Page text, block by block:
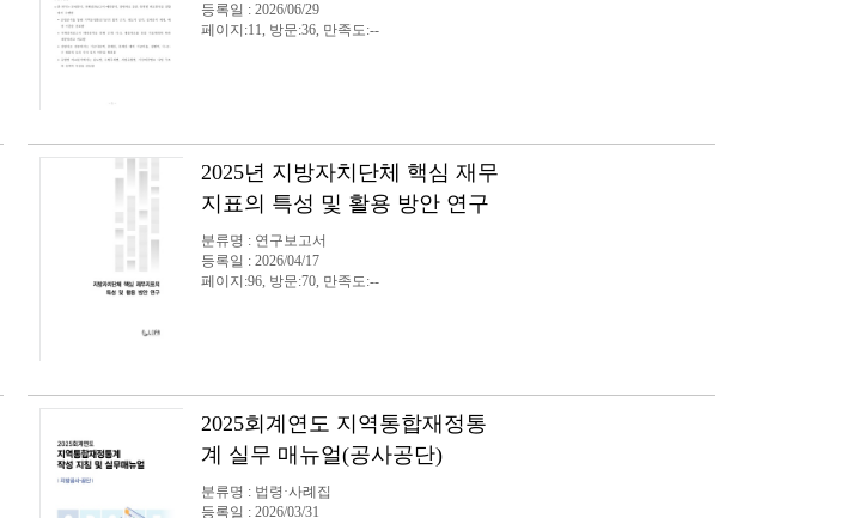
등록일 : 2026/06/29
페이지:11, 방문:36, 만족도:--
2025년 지방자치단체 핵심 재무
지표의 특성 및 활용 방안 연구
분류명 : 연구보고서
등록일 : 2026/04/17
페이지:96, 방문:70, 만족도:--
2025회계연도 지역통합재정통
계 실무 매뉴얼(공사공단)
분류명 : 법령·사례집
등록일 : 2026/03/31